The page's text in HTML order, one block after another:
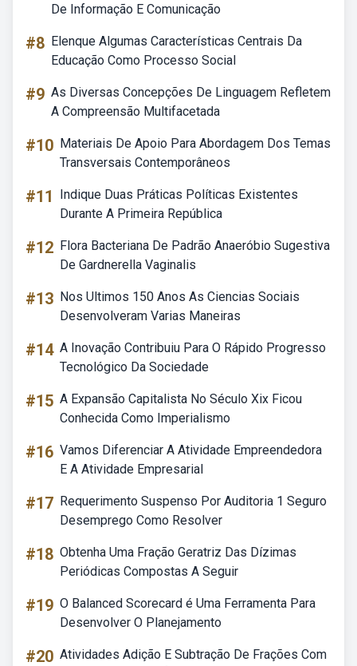
De Informação E Comunicação
#8 Elenque Algumas Características Centrais Da
Educação Como Processo Social
#9 As Diversas Concepções De Linguagem Refletem
A Compreensão Multifacetada
#10 Materiais De Apoio Para Abordagem Dos Temas
Transversais Contemporâneos
#11
Indique Duas Práticas Políticas Existentes
Durante A Primeira República
#12 Flora Bacteriana De Padrão Anaeróbio Sugestiva
De Gardnerella Vaginalis
#13 Nos Ultimos 150 Anos As Ciencias Sociais
Desenvolveram Varias Maneiras
#14 A Inovação Contribuiu Para O Rápido Progresso
Tecnológico Da Sociedade
#15 A Expansão Capitalista No Século Xix Ficou
Conhecida Como Imperialismo
#16 Vamos Diferenciar A Atividade Empreendedora
E A Atividade Empresarial
#17 Requerimento Suspenso Por Auditoria 1 Seguro
Desemprego Como Resolver
#18 Obtenha Uma Fração Geratriz Das Dízimas
Periódicas Compostas A Seguir
#19 O Balanced Scorecard é Uma Ferramenta Para
Desenvolver O Planejamento
#20 Atividades Adição E Subtração De Frações Com